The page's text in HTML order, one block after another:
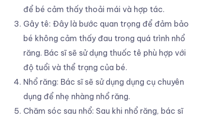
để bé cảm thấy thoải mái và hợp tác.
Gây tê: Đây là bước quan trọng để đảm bảo
bé không cảm thấy đau trong quá trình nhổ
răng. Bác sĩ sẽ sử dụng thuốc tê phù hợp với
độ tuổi và thể trạng của bé.
Nhổ răng: Bác sĩ sẽ sử dụng dụng cụ chuyên
dụng để nhẹ nhàng nhổ răng.
Chăm sóc sau nhổ: Sau khi nhổ răng, bác sĩ